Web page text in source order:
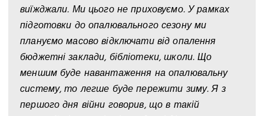
виїжджали. Ми цього не приховуємо. У рамках
підготовки до опалювального сезону ми
плануємо масово відключати від опалення
бюджетні заклади, бібліотеки, школи. Що
меншим буде навантаження на опалювальну
систему, то легше буде пережити зиму. Я з
першого дня війни говорив, що в такій